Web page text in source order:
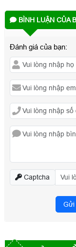
BÌNH LUẬN CỦA
Đánh giá của bạn:
Captcha
Gửi